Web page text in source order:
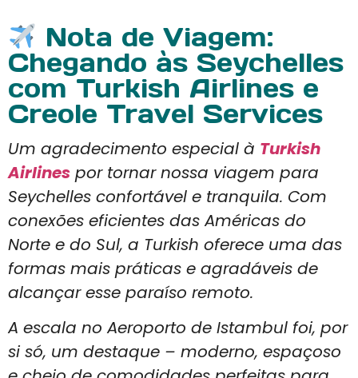
Nota de Viagem:
Chegando às Seychelles
com Turkish Airlines e
Creole Travel Services
Um agradecimento especial à Turkish
Airlines por tornar nossa viagem para
Seychelles confortável e tranquila. Com
conexões eficientes das Américas do
Norte e do Sul, a Turkish oferece uma das
formas mais práticas e agradáveis de
alcançar esse paraíso remoto.
A escala no Aeroporto de Istambul foi, por
si só, um destaque – moderno, espaçoso